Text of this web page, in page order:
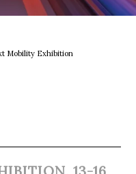
Mobility Exhibition